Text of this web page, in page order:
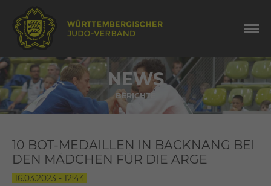
NEWS
BERICHTE
10 BOT-MEDAILLEN IN BACKNANG BEI
DEN MÄDCHEN FÜR DIE ARGE
16.03.2023 - 12:44